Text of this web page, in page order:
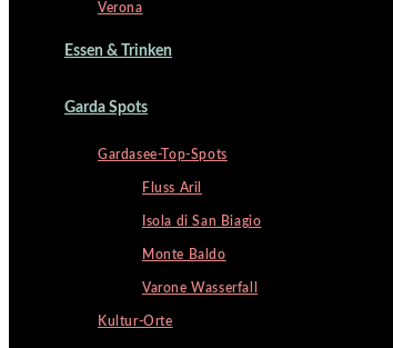
Verona
Essen & Trinken
Garda Spots
Gardasee-Top-Spots
Fluss Aril
Isola di San Biagio
Monte Baldo
Varone Wasserfall
Kultur-Orte